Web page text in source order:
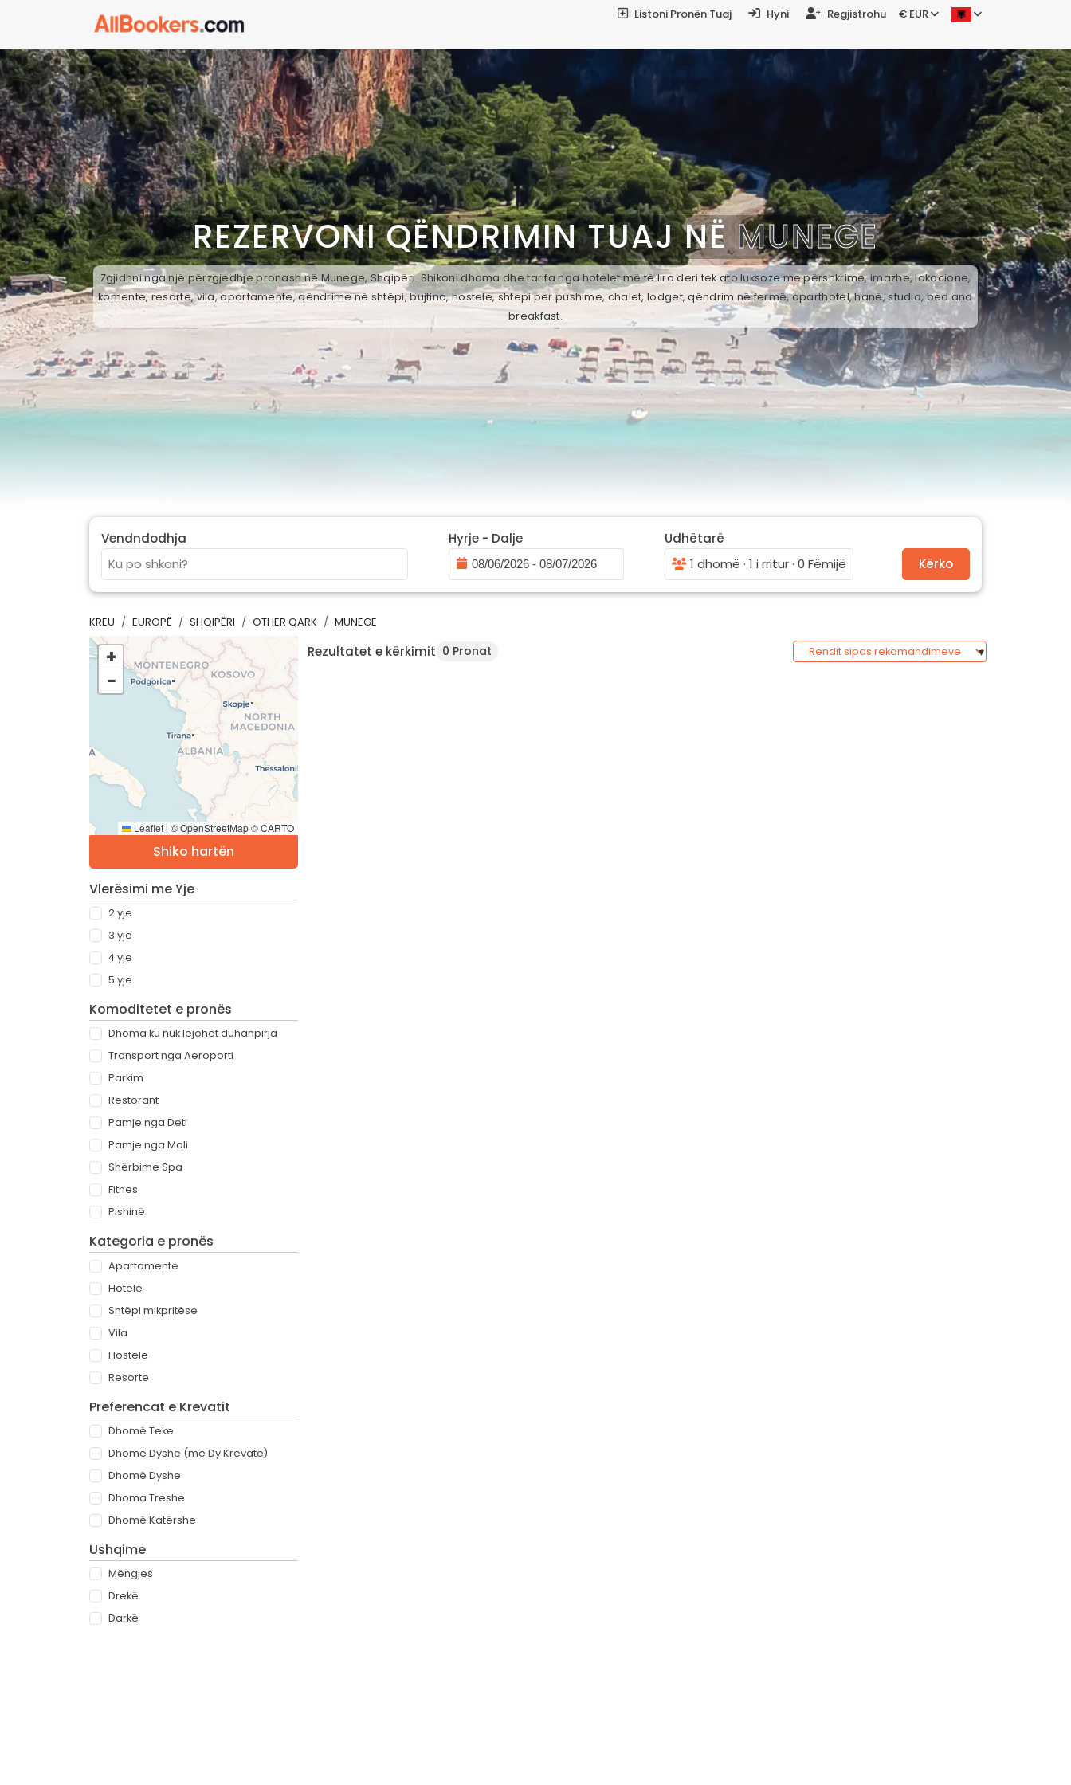
Listoni Pronën Tuaj Hyni Regjistrohu € EUR
REZERVONI QËNDRIMIN TUAJ NËMUNEGE
Zgjidhni nga një përzgjedhje pronash në Munege, Shqipëri. Shikoni dhoma dhe tarifa nga hotelet më të lira deri tek ato luksoze me përshkrime, imazhe, lokacione,
komente, resorte, vila, apartamente, qëndrime në shtëpi, bujtina, hostele, shtepi per pushime, chalet, lodget, qëndrim në fermë, aparthotel, hanë, studio, bed and
breakfast.
Vendndodhja Hyrje - Dalje
Udhëtarë
1 dhomë · 1 i rritur · 0 Fëmijë
Kërko
KREU EUROPË SHQIPËRI OTHER QARK MUNEGE
+
−
Leaflet | © OpenStreetMap © CARTO
Shiko hartën
Vlerësimi me Yje
2 yje
3 yje
4 yje
5 yje
Komoditetet e pronës
Dhoma ku nuk lejohet duhanpirja
Transport nga Aeroporti
Parkim
Restorant
Pamje nga Deti
Pamje nga Mali
Shërbime Spa
Fitnes
Pishinë
Kategoria e pronës
Apartamente
Hotele
Shtëpi mikpritëse
Vila
Hostele
Resorte
Preferencat e Krevatit
Dhomë Teke
Dhomë Dyshe (me Dy Krevatë)
Dhomë Dyshe
Dhoma Treshe
Dhomë Katërshe
Ushqime
Mëngjes
Drekë
Darkë
Rezultatet e kërkimit 0 Pronat